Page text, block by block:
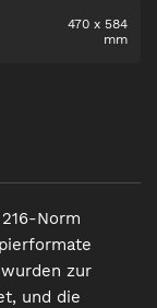
470 x 584
mm
Norm
zur
und die